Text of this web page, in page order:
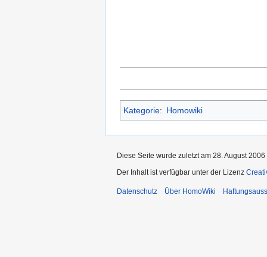
Kategorie: Homowiki
Diese Seite wurde zuletzt am 28. August
Der Inhalt ist verfügbar unter der Lizenz
Datenschutz Über HomoWiki